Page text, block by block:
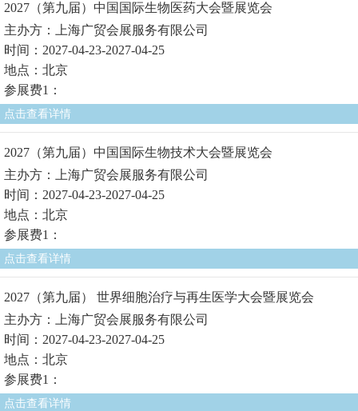
2027（第九届）中国国际生物医药大会暨展览会
主办方：上海广贸会展服务有限公司
时间：2027-04-23-2027-04-25
地点：北京
参展费1：
点击查看详情
2027（第九届）中国国际生物技术大会暨展览会
主办方：上海广贸会展服务有限公司
时间：2027-04-23-2027-04-25
地点：北京
参展费1：
点击查看详情
2027（第九届） 世界细胞治疗与再生医学大会暨展览会
主办方：上海广贸会展服务有限公司
时间：2027-04-23-2027-04-25
地点：北京
参展费1：
点击查看详情